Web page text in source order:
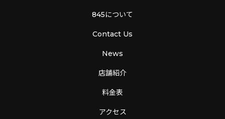
845について
Contact Us
News
店舗紹介
料金表
アクセス